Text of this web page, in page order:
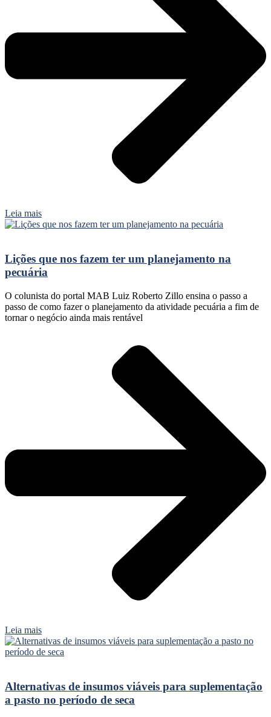
Leia mais
Lições que nos fazem ter um planejamento na
pecuária
O colunista do portal MAB Luiz Roberto Zillo ensina o passo a
passo de como fazer o planejamento da atividade pecuária a fim de
tornar o negócio ainda mais rentável
Leia mais
Alternativas de insumos viáveis para suplementação
a pasto no período de seca